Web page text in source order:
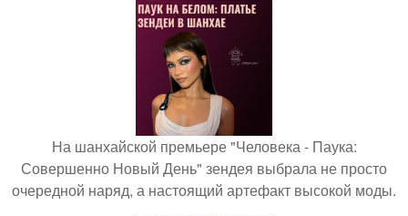
На шанхайской премьере "Человека - Паука:
Совершенно Новый День" зендея выбрала не просто
очередной наряд, а настоящий артефакт высокой моды.